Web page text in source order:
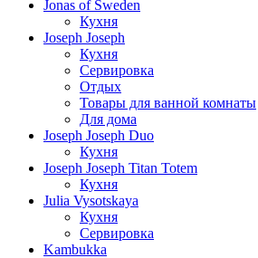
Jonas of Sweden
Кухня
Joseph Joseph
Кухня
Сервировка
Отдых
Товары для ванной комнаты
Для дома
Joseph Joseph Duo
Кухня
Joseph Joseph Titan Totem
Кухня
Julia Vysotskaya
Кухня
Сервировка
Kambukka